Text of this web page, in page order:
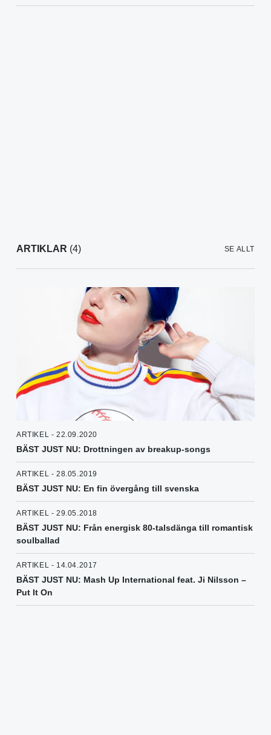
ARTIKLAR (4) SE ALLT
ARTIKEL - 22.09.2020
BÄST JUST NU: Drottningen av breakup-songs
ARTIKEL - 28.05.2019
BÄST JUST NU: En fin övergång till svenska
ARTIKEL - 29.05.2018
BÄST JUST NU: Från energisk 80-talsdänga till romantisk
soulballad
ARTIKEL - 14.04.2017
BÄST JUST NU: Mash Up International feat. Ji Nilsson –
Put It On